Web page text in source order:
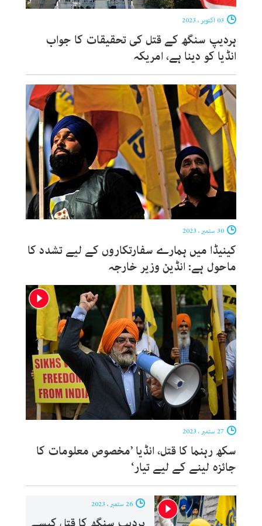
ہردیپ سنگھ کے قتل کی تحقیقات کا جواب
انڈیا کو دینا ہے، امریکہ
کینیڈا میں ہمارے سفارتکاروں کے لیے تشدد کا
ماحول ہے: انڈین وزیر خارجہ
سکھ رہنما کا قتل، انڈیا ’مخصوص معلومات کا
جائزہ لینے کے لیے تیار‘